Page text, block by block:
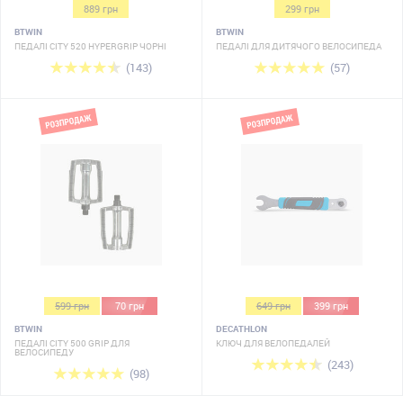
889 грн
BTWIN
ПЕДАЛІ CITY 520 HYPERGRIP ЧОРНІ
(143)
299 грн
BTWIN
ПЕДАЛІ ДЛЯ ДИТЯЧОГО ВЕЛОСИПЕДА
(57)
599 грн 70 грн
BTWIN
ПЕДАЛІ CITY 500 GRIP ДЛЯ
ВЕЛОСИПЕДУ
(98)
649 грн 399 грн
DECATHLON
КЛЮЧ ДЛЯ ВЕЛОПЕДАЛЕЙ
(243)